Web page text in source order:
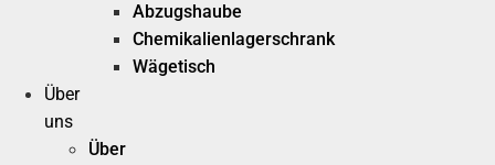
Abzugshaube
Chemikalienlagerschrank
Wägetisch
Über
uns
Über